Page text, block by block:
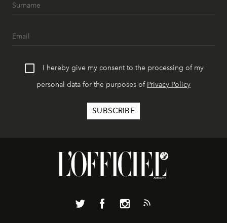
I hereby give my consent to the processing of my
personal data for the purposes of Privacy Policy